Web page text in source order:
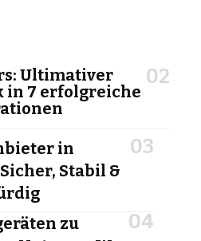
Ultimativer
in 7 erfolgreiche
in
Stabil &
zu